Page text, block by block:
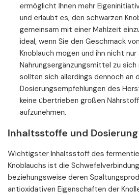
ermöglicht Ihnen mehr
und erlaubt es, den schwarzen
gemeinsam mit einer Mahlzeit
ideal, wenn Sie den Geschmack
Knoblauch mögen und ihn nicht nur
Nahrungsergänzungsmittel zu sich
sollten sich allerdings dennoch an
Dosierungsempfehlungen des
keine übertrieben großen
aufzunehmen.
Inhaltsstoffe und Dosierung
Wichtigster Inhaltsstoff des
Knoblauchs ist die
beziehungsweise deren
antioxidativen Eigenschaften der